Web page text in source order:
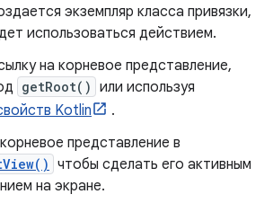
экземпляр класса привязки,
использоваться действием.
на корневое представление,
getRoot() или используя
Kotlin
.
представление в
чтобы сделать его активным
на экране.